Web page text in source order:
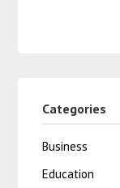
Categories
Business
Education